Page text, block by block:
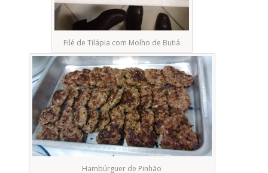
Filé de Tilápia com Molho de Butiá
Hambúrguer de Pinhão